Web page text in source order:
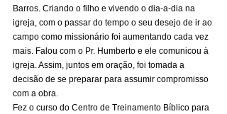
Barros. Criando o filho e vivendo o dia-a-dia na
igreja, com o passar do tempo o seu desejo de ir ao
campo como missionário foi aumentando cada vez
mais. Falou com o Pr. Humberto e ele comunicou à
igreja. Assim, juntos em oração, foi tomada a
decisão de se preparar para assumir compromisso
com a obra.
Fez o curso do Centro de Treinamento Bíblico para